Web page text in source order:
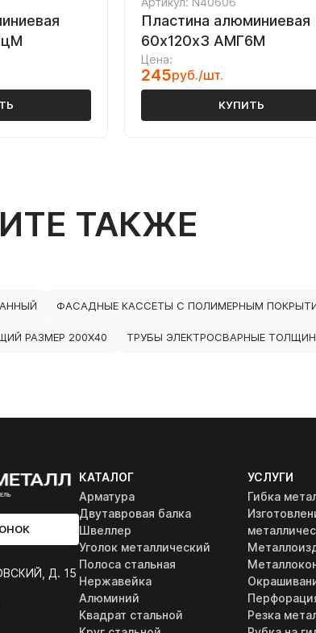
Пластина алюминиевая
60х120х3 АМГ6М
Цена:
245руб./шт.
КУПИТЬ
ТАКЖЕ
ФАСАДНЫЕ КАССЕТЫ С ПОЛИМЕРНЫМ
РАЗМЕР 200Х40 ТРУБЫ ЭЛЕКТРОСВАРНЫЕ
Д. 15
КАТАЛОГ
Арматура
Двутавровая балка
Швеллер
Уголок металлический
Полоса стальная
Нержавейка
Алюминий
Квадрат стальной
УСЛУГИ
Гибка
Резка